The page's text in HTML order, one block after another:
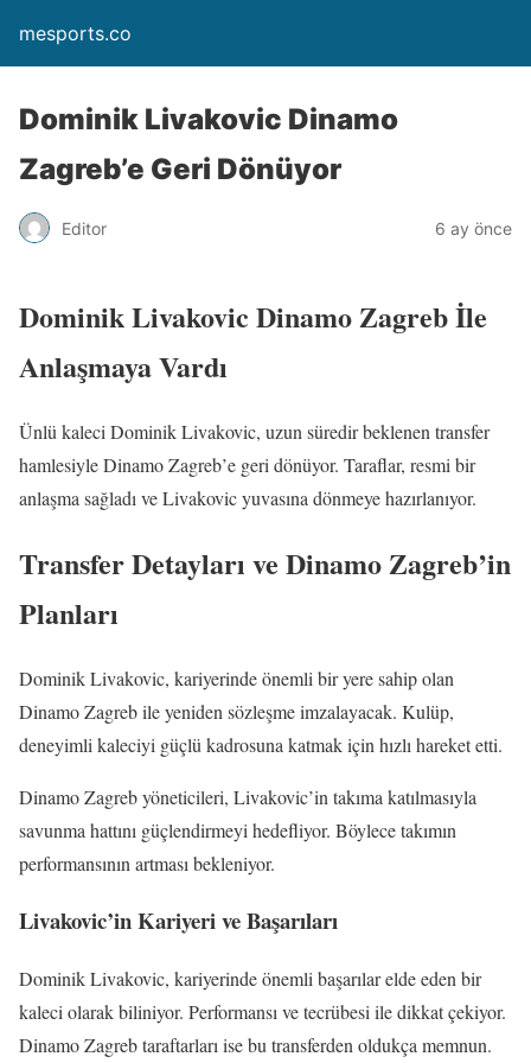
mesports.co
Dominik Livakovic Dinamo
Zagreb’e Geri Dönüyor
Editor 6 ay önce
Dominik Livakovic Dinamo Zagreb İle
Anlaşmaya Vardı
Ünlü kaleci Dominik Livakovic, uzun süredir beklenen transfer
hamlesiyle Dinamo Zagreb’e geri dönüyor. Taraflar, resmi bir
anlaşma sağladı ve Livakovic yuvasına dönmeye hazırlanıyor.
Transfer Detayları ve Dinamo Zagreb’in
Planları
Dominik Livakovic, kariyerinde önemli bir yere sahip olan
Dinamo Zagreb ile yeniden sözleşme imzalayacak. Kulüp,
deneyimli kaleciyi güçlü kadrosuna katmak için hızlı hareket etti.
Dinamo Zagreb yöneticileri, Livakovic’in takıma katılmasıyla
savunma hattını güçlendirmeyi hedefliyor. Böylece takımın
performansının artması bekleniyor.
Livakovic’in Kariyeri ve Başarıları
Dominik Livakovic, kariyerinde önemli başarılar elde eden bir
kaleci olarak biliniyor. Performansı ve tecrübesi ile dikkat çekiyor.
Dinamo Zagreb taraftarları ise bu transferden oldukça memnun.